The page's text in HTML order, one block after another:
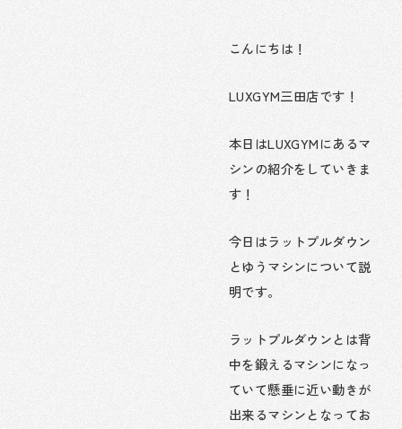
こんにちは！
LUXGYM三田店です！
本日はLUXGYMにあるマ
シンの紹介をしていきま
す！
今日はラットプルダウン
とゆうマシンについて説
明です。
ラットプルダウンとは背
中を鍛えるマシンになっ
ていて懸垂に近い動きが
出来るマシンとなってお